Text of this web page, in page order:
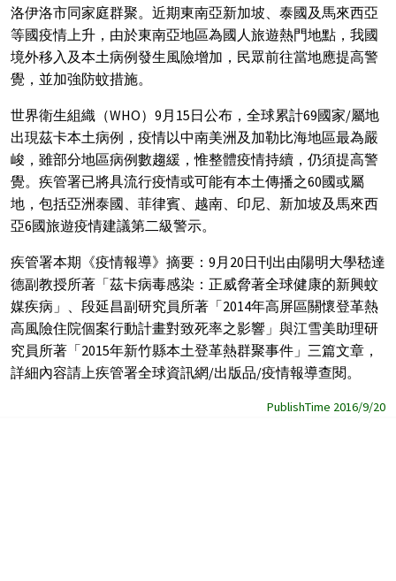
洛伊洛市同家庭群聚。近期東南亞新加坡、泰國及馬來西亞
等國疫情上升，由於東南亞地區為國人旅遊熱門地點，我國
境外移入及本土病例發生風險增加，民眾前往當地應提高警
覺，並加強防蚊措施。
世界衛生組織（WHO）9月15日公布，全球累計69國家/屬地
出現茲卡本土病例，疫情以中南美洲及加勒比海地區最為嚴
峻，雖部分地區病例數趨緩，惟整體疫情持續，仍須提高警
覺。疾管署已將具流行疫情或可能有本土傳播之60國或屬
地，包括亞洲泰國、菲律賓、越南、印尼、新加坡及馬來西
亞6國旅遊疫情建議第二級警示。
疾管署本期《疫情報導》摘要：9月20日刊出由陽明大學嵇達
德副教授所著「茲卡病毒感染：正威脅著全球健康的新興蚊
媒疾病」、段延昌副研究員所著「2014年高屏區關懷登革熱
高風險住院個案行動計畫對致死率之影響」與江雪美助理研
究員所著「2015年新竹縣本土登革熱群聚事件」三篇文章，
詳細內容請上疾管署全球資訊網/出版品/疫情報導查閱。
PublishTime 2016/9/20